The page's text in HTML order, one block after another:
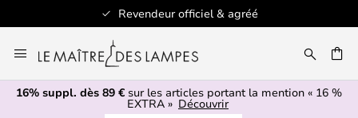
Revendeur officiel & agréé
au
contenu
16% suppl. dès 89 € sur les articles portant la mention « 16 %
EXTRA » Découvrir